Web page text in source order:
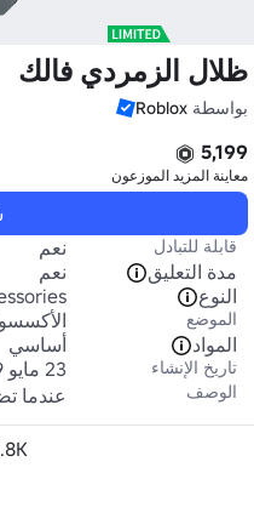
ظلال الزمردي فالك
بواسطة Roblox
5,199
معاينة المزيد الموزعون
قابلة للتبادل
نعم
مدة التعليق
نعم
النوع
الموضع
المواد
أساسي
تاريخ الإنشاء 23 مايو 2019
الوصف عندما